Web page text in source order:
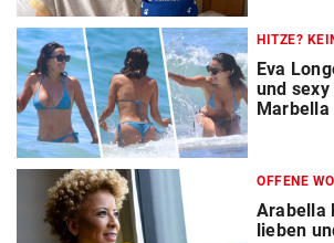
HITZE?
Eva
und
Marbella
OFFENE
Arabella
lieben